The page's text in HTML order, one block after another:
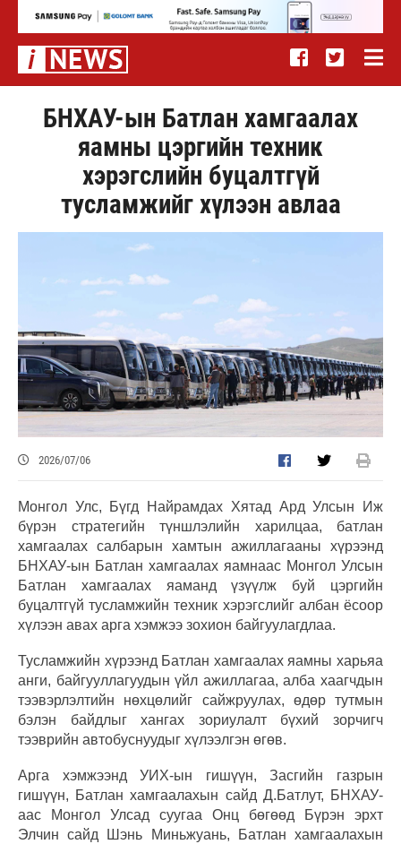
БНХАУ-ын Батлан хамгаалах
яамны цэргийн техник
хэрэгслийн буцалтгүй
тусламжийг хүлээн авлаа
2026/07/06
Монгол Улс, Бүгд Найрамдах Хятад Ард Улсын Иж
бүрэн стратегийн түншлэлийн харилцаа, батлан
хамгаалах салбарын хамтын ажиллагааны хүрээнд
БНХАУ-ын Батлан хамгаалах яамнаас Монгол Улсын
Батлан хамгаалах яаманд үзүүлж буй цэргийн
буцалтгүй тусламжийн техник хэрэгслийг албан ёсоор
хүлээн авах арга хэмжээ зохион байгуулагдлаа.
Тусламжийн хүрээнд Батлан хамгаалах яамны харьяа
анги, байгууллагуудын үйл ажиллагаа, алба хаагчдын
тээвэрлэлтийн нөхцөлийг сайжруулах, өдөр тутмын
бэлэн байдлыг хангах зориулалт бүхий зорчигч
тээврийн автобуснуудыг хүлээлгэн өгөв.
Арга хэмжээнд УИХ-ын гишүүн, Засгийн газрын
гишүүн, Батлан хамгаалахын сайд Д.Батлут, БНХАУ-
аас Монгол Улсад суугаа Онц бөгөөд Бүрэн эрхт
Элчин сайд Шэнь Миньжуань, Батлан хамгаалахын